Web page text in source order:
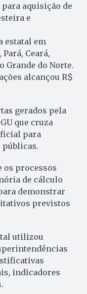
aquisição de
e
estatal em
Ceará,
Grande do Norte.
alcançou R$
gerados pela
que cruza
para
os processos
de cálculo
demonstrar
previstos
utilizou
indicadores